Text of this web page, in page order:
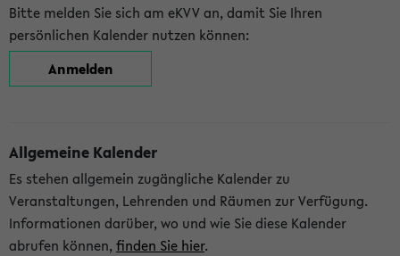
Bitte melden Sie sich am eKVV an, damit Sie Ihren
persönlichen Kalender nutzen können:
Anmelden
Allgemeine Kalender
Es stehen allgemein zugängliche Kalender zu
Veranstaltungen, Lehrenden und Räumen zur Verfügung.
Informationen darüber, wo und wie Sie diese Kalender
abrufen können, finden Sie hier.